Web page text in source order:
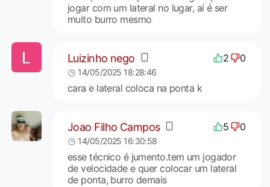
jogar com um lateral no lugar, aí é ser
muito burro mesmo
Luizinho nego 2 0
14/05/2025 18:28:46
cara e lateral coloca na ponta k
Joao Filho Campos 5 0
14/05/2025 16:30:58
esse técnico é jumento.tem um jogador
de velocidade e quer colocar um lateral
de ponta, burro demais